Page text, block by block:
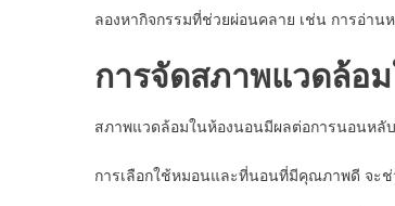
ลองหากิจกรรมที่ช่วยผ่อนคลาย เช่น การอ่า
การจัดสภาพแวดล้อ
สภาพแวดล้อมในห้องนอนมีผลต่อการนอนหลั
การเลือกใช้หมอนและที่นอนที่มีคุณภาพดี จะ